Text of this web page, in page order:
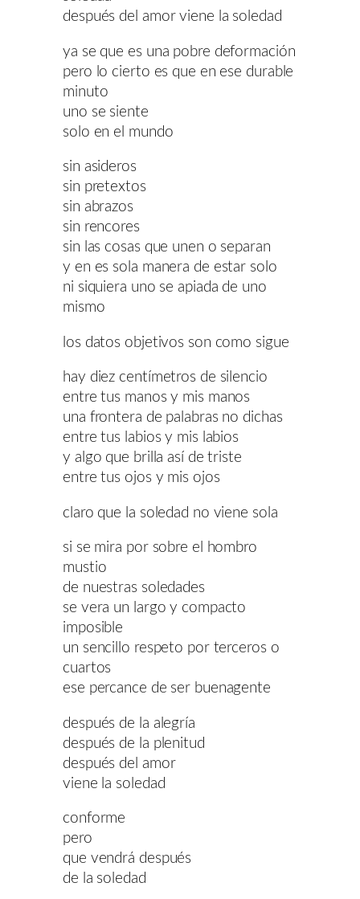
después del amor viene la soledad
ya se que es una pobre deformación
pero lo cierto es que en ese durable
minuto
uno se siente
solo en el mundo
sin asideros
sin pretextos
sin abrazos
sin rencores
sin las cosas que unen o separan
y en es sola manera de estar solo
ni siquiera uno se apiada de uno
mismo
los datos objetivos son como sigue
hay diez centímetros de silencio
entre tus manos y mis manos
una frontera de palabras no dichas
entre tus labios y mis labios
y algo que brilla así de triste
entre tus ojos y mis ojos
claro que la soledad no viene sola
si se mira por sobre el hombro
mustio
de nuestras soledades
se vera un largo y compacto
imposible
un sencillo respeto por terceros o
cuartos
ese percance de ser buenagente
después de la alegría
después de la plenitud
después del amor
viene la soledad
conforme
pero
que vendrá después
de la soledad